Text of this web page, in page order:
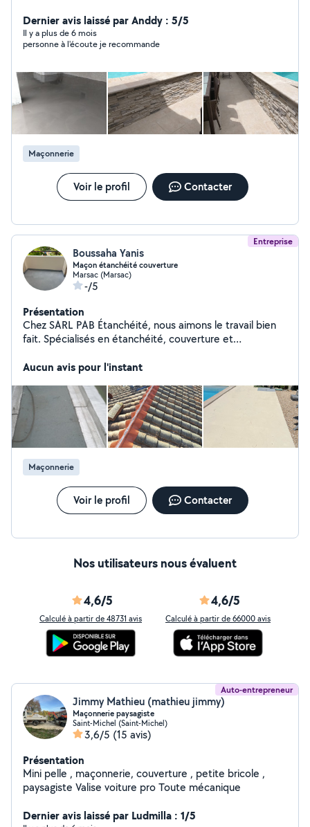
projets
Dernier avis laissé par Anddy : 5/5
Il y a plus de 6 mois
personne à l'écoute je recommande
Maçonnerie
Voir le profil Contacter
Entreprise
Boussaha Yanis
Maçon étanchéité couverture
Marsac (Marsac)
-/5
Présentation
Chez SARL PAB Étanchéité, nous aimons le travail bien
fait. Spécialisés en étanchéité, couverture et
honnêteté et professionnalisme. Votre satisfaction est
Aucun avis pour l'instant
Maçonnerie
Voir le profil Contacter
Nos utilisateurs nous évaluent
4,6/5
Calculé à partir de 48731 avis
4,6/5
Calculé à partir de 66000 avis
Auto-entrepreneur
Jimmy Mathieu (mathieu jimmy)
Maçonnerie paysagiste
Saint-Michel (Saint-Michel)
3,6/5 (15 avis)
Présentation
Mini pelle , maçonnerie, couverture , petite bricole ,
paysagiste Valise voiture pro Toute mécanique
Dernier avis laissé par Ludmilla : 1/5